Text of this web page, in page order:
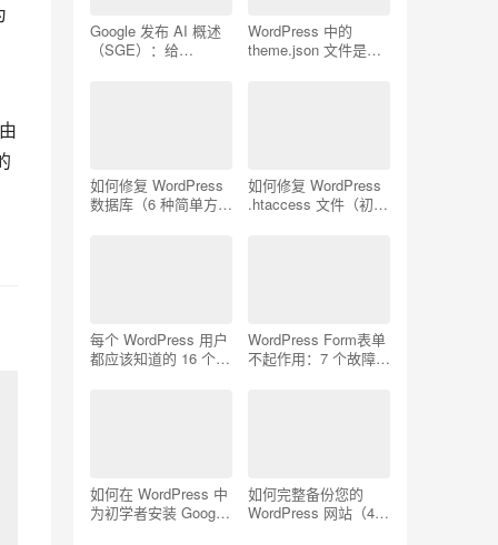
Google 发布 AI 概述
（SGE）：给
WordPress 中的
theme.json 文件是什
如何修复 WordPress
数据库（6 种简单方
如何修复 WordPress
.htaccess 文件（初学
每个 WordPress 用户
都应该知道的 16 个
WordPress Form表单
不起作用：7 个故障排
如何在 WordPress 中
为初学者安装 Google
如何完整备份您的
WordPress 网站（4